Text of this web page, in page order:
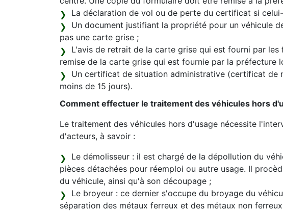
La déclaration de vol ou de perte du certificat si
Un document justifiant la propriété pour un véhicule
pas une carte grise ;
L'avis de retrait de la carte grise qui est fourni par
remise de la carte grise qui est fournie par la préfecture
Un certificat de situation administrative (certificat de
moins de 15 jours).
Comment effectuer le traitement des véhicules hors
Le traitement des véhicules hors d'usage nécessite
d'acteurs, à savoir :
Le démolisseur : il est chargé de la dépollution du
pièces détachées pour réemploi ou autre usage. Il
du véhicule, ainsi qu'à son découpage ;
Le broyeur : ce dernier s'occupe du broyage du
séparation des métaux ferreux et des métaux non